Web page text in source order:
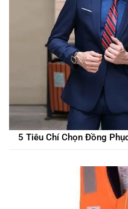
5 Tiêu Chí Chọn Đồng